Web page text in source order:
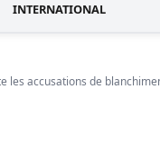
INTERNATIONAL
les accusations de